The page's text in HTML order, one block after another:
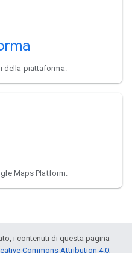
della piattaforma.
Maps Platform.
i contenuti di questa pagina
Commons Attribution 4.0